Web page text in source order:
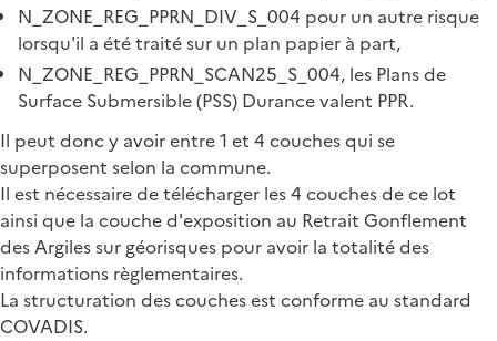
N_ZONE_REG_PPRN_DIV_S_004 pour un autre risque
lorsqu'il a été traité sur un plan papier à part,
N_ZONE_REG_PPRN_SCAN25_S_004, les Plans de
Surface Submersible (PSS) Durance valent PPR.
Il peut donc y avoir entre 1 et 4 couches qui se
superposent selon la commune.
Il est nécessaire de télécharger les 4 couches de ce lot
ainsi que la couche d'exposition au Retrait Gonflement
des Argiles sur géorisques pour avoir la totalité des
informations règlementaires.
La structuration des couches est conforme au standard
COVADIS.